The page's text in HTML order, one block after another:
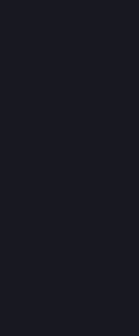
marque russe
gagner des
en arménien. La